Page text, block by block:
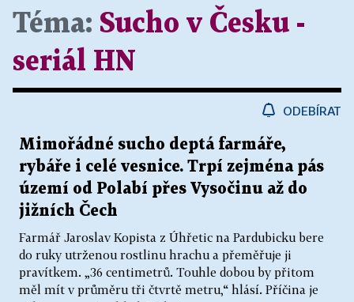
Téma: Sucho v Česku -
seriál HN
ODEBÍRAT
Mimořádné sucho deptá farmáře,
rybáře i celé vesnice. Trpí zejména pás
území od Polabí přes Vysočinu až do
jižních Čech
Farmář Jaroslav Kopista z Úhřetic na Pardubicku bere
do ruky utrženou rostlinu hrachu a přeměřuje ji
pravítkem. „36 centimetrů. Touhle dobou by přitom
měl mít v průměru tři čtvrtě metru,“ hlásí. Příčina je